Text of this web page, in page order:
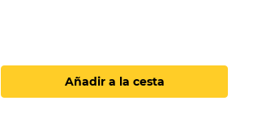
Añadir a la cesta